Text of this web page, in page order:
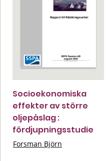
Socioekonomiska
effekter av större
oljepåslag :
fördjupningsstudie
Forsman Björn